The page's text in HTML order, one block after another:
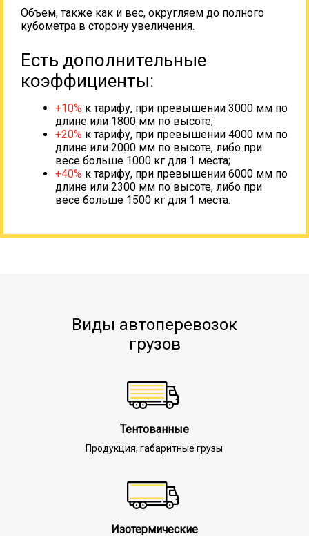
Объем, также как и вес, округляем до полного
кубометра в сторону увеличения.
Есть дополнительные
коэффициенты:
+10% к тарифу, при превышении 3000 мм по
длине или 1800 мм по высоте;
+20% к тарифу, при превышении 4000 мм по
длине или 2000 мм по высоте, либо при
весе больше 1000 кг для 1 места;
+40% к тарифу, при превышении 6000 мм по
длине или 2300 мм по высоте, либо при
весе больше 1500 кг для 1 места.
Виды автоперевозок
грузов
Тентованные
Продукция, габаритные грузы
Изотермические